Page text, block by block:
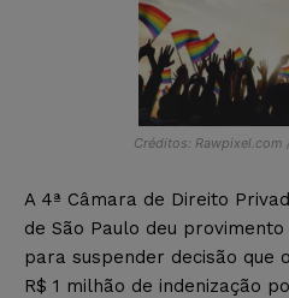
Créditos:
A 4ª Câmara de Direito
de São Paulo deu
para suspender decisão que
R$ 1 milhão de indenização